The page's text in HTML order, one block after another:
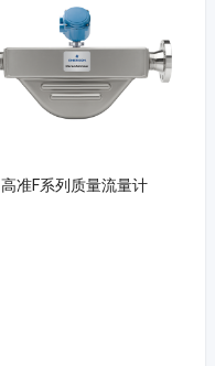
高准F系列质量流量计